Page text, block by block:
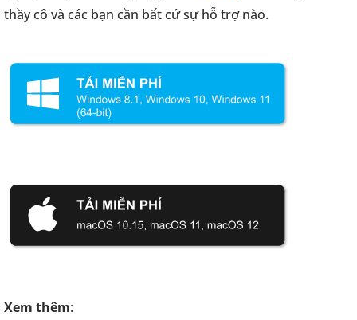
thầy cô và các bạn cần bất cứ sự hỗ trợ nào.
Xem thêm: